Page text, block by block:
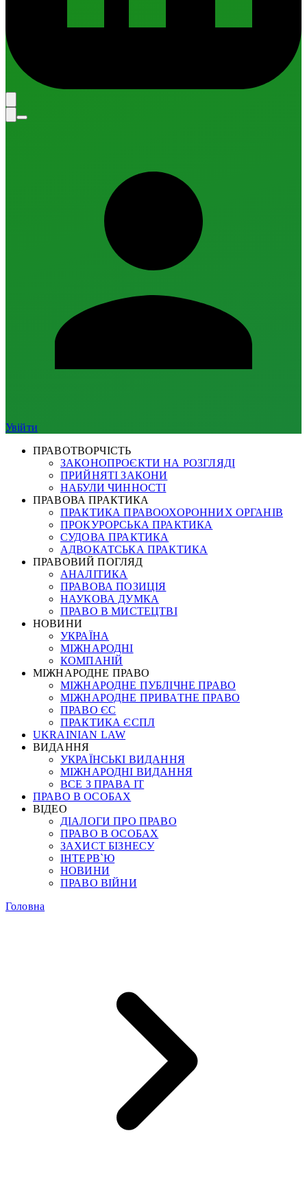
Увійти
ПРАВОТВОРЧІСТЬ
ЗАКОНОПРОЄКТИ НА РОЗГЛЯДІ
ПРИЙНЯТІ ЗАКОНИ
НАБУЛИ ЧИННОСТІ
ПРАВОВА ПРАКТИКА
ПРАКТИКА ПРАВООХОРОННИХ ОРГАНІВ
ПРОКУРОРСЬКА ПРАКТИКА
СУДОВА ПРАКТИКА
АДВОКАТСЬКА ПРАКТИКА
ПРАВОВИЙ ПОГЛЯД
АНАЛІТИКА
ПРАВОВА ПОЗИЦІЯ
НАУКОВА ДУМКА
ПРАВО В МИСТЕЦТВІ
НОВИНИ
УКРАЇНА
МІЖНАРОДНІ
КОМПАНІЙ
МІЖНАРОДНЕ ПРАВО
МІЖНАРОДНЕ ПУБЛІЧНЕ ПРАВО
МІЖНАРОДНЕ ПРИВАТНЕ ПРАВО
ПРАВО ЄС
ПРАКТИКА ЄСПЛ
UKRAINIAN LAW
ВИДАННЯ
УКРАЇНСЬКІ ВИДАННЯ
МІЖНАРОДНІ ВИДАННЯ
ВСЕ З ПРАВА ІТ
ПРАВО В ОСОБАХ
ВІДЕО
ДІАЛОГИ ПРО ПРАВО
ПРАВО В ОСОБАХ
ЗАХИСТ БІЗНЕСУ
ІНТЕРВ`Ю
НОВИНИ
ПРАВО ВІЙНИ
Головна